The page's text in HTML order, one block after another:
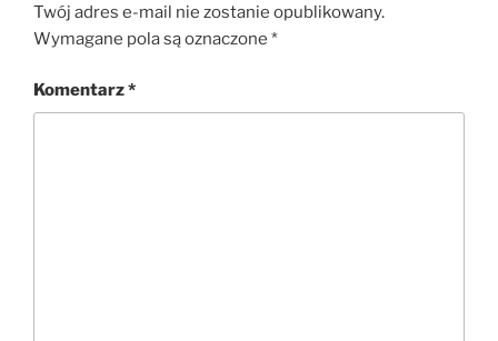
Twój adres e-mail nie zostanie opublikowany.
Wymagane pola są oznaczone *
Komentarz*